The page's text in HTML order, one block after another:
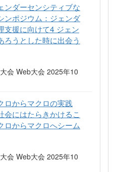
ンダーセンシティブな
ンポジウム：ジェンダ
支援に向けて4 ジェン
ろうとした時に出会う
会 Web大会 2025年10
ロからマクロの実践
会にはたらきかけるこ
ロからマクロへシーム
会 Web大会 2025年10